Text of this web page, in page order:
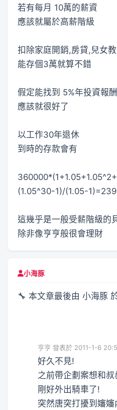
若有每月 10萬的薪資
應該就屬於高薪階級
扣除家庭開銷,房貸,兒女
能存個3萬就算不錯
假定能找到 5%年投資報
應該就很好了
以工作30年退休
到時的存款會有
(1.05^30-1)/(1.05-
這幾乎是一般受薪階級的
除非像亨亨般很會理財
小海豚
🔧 本文章最後由 小海豚
亨亨 發表於 2011-1-6
好久不見!
之前帶企劃案想和
剛好外出騎車了!
突然唐突打擾到嬸嬸